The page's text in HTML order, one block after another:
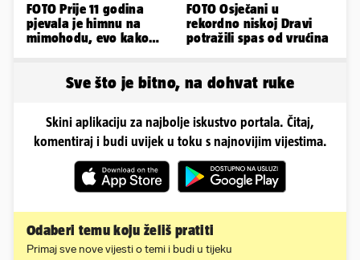
FOTO Prije 11 godina
pjevala je himnu na
mimohodu, evo kako
FOTO Osječani u
rekordno niskoj Dravi
potražili spas od vrućina
Sve što je bitno, na dohvat ruke
Skini aplikaciju za najbolje iskustvo portala. Čitaj,
komentiraj i budi uvijek u toku s najnovijim vijestima.
Odaberi temu koju želiš pratiti
Primaj sve nove vijesti o temi i budi u tijeku